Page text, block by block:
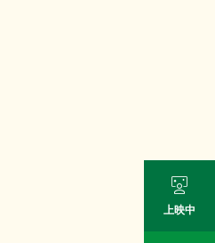

上映中